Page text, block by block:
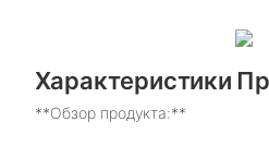
Характеристики
**Обзор продукта:**